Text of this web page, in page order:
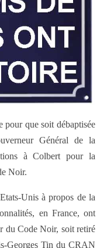
pour que soit débaptisée
Général de la
à Colbert pour la
Noir.
Unis à propos de la
en France, ont
du Code Noir, soit retiré
Georges Tin du CRAN